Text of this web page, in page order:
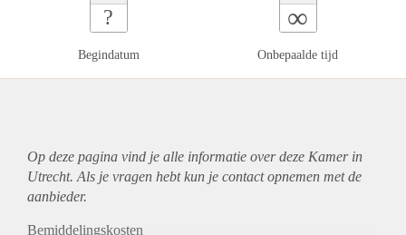
?
Begindatum
∞
Onbepaalde tijd
Op deze pagina vind je alle informatie over deze Kamer in
Utrecht. Als je vragen hebt kun je contact opnemen met de
aanbieder.
Bemiddelingskosten